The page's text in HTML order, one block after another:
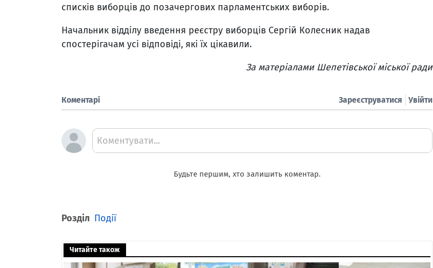
списків виборців до позачергових парламентських виборів.
Начальник відділу введення реєстру виборців Сергій Колесник надав
спостерігачам усі відповіді, які їх цікавили.
За матеріалами Шепетівської міської ради
Коментарі Увійти
Зареєструватися
Коментувати...
Будьте першим, хто залишить коментар.
Розділ Події
Читайте також